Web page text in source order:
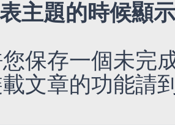
主題的時候顯
保存一個未完
文章的功能請